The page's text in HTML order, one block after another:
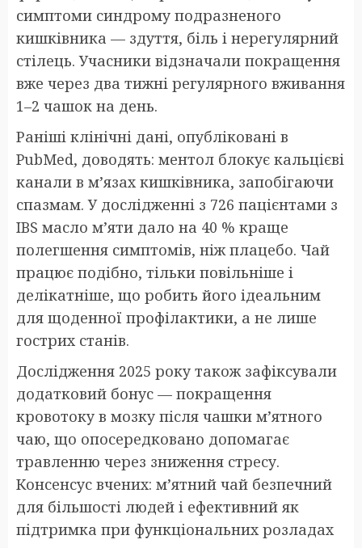
симптоми синдрому подразненого
кишківника — здуття, біль і нерегулярний
стілець. Учасники відзначали покращення
вже через два тижні регулярного вживання
1–2 чашок на день.
Раніші клінічні дані, опубліковані в
PubMed, доводять: ментол блокує кальцієві
канали в м’язах кишківника, запобігаючи
спазмам. У дослідженні з 726 пацієнтами з
IBS масло м’яти дало на 40 % краще
полегшення симптомів, ніж плацебо. Чай
працює подібно, тільки повільніше і
делікатніше, що робить його ідеальним
для щоденної профілактики, а не лише
гострих станів.
Дослідження 2025 року також зафіксували
додатковий бонус — покращення
кровотоку в мозку після чашки м’ятного
чаю, що опосередковано допомагає
травленню через зниження стресу.
Консенсус вчених: м’ятний чай безпечний
для більшості людей і ефективний як
підтримка при функціональних розладах